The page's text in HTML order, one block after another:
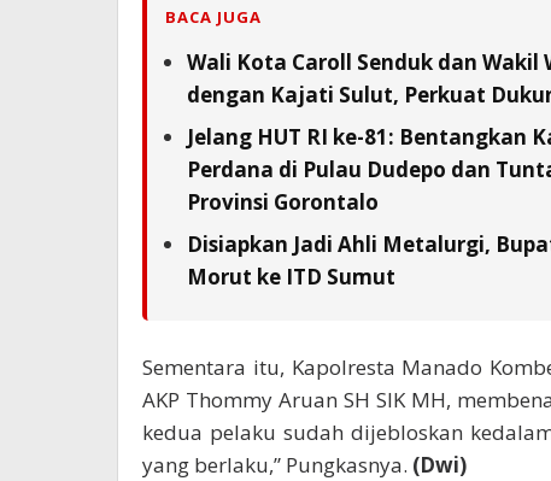
BACA JUGA
Wali Kota Caroll Senduk dan
dengan Kajati Sulut, Perkuat
Jelang HUT RI ke-81: Bentangkan
Perdana di Pulau Dudepo dan
Provinsi Gorontalo
Disiapkan Jadi Ahli Metalurgi,
Morut ke ITD Sumut
Sementara itu, Kapolresta Manado
AKP Thommy Aruan SH SIK MH,
kedua pelaku sudah dijebloskan
yang berlaku,” Pungkasnya. (Dwi)